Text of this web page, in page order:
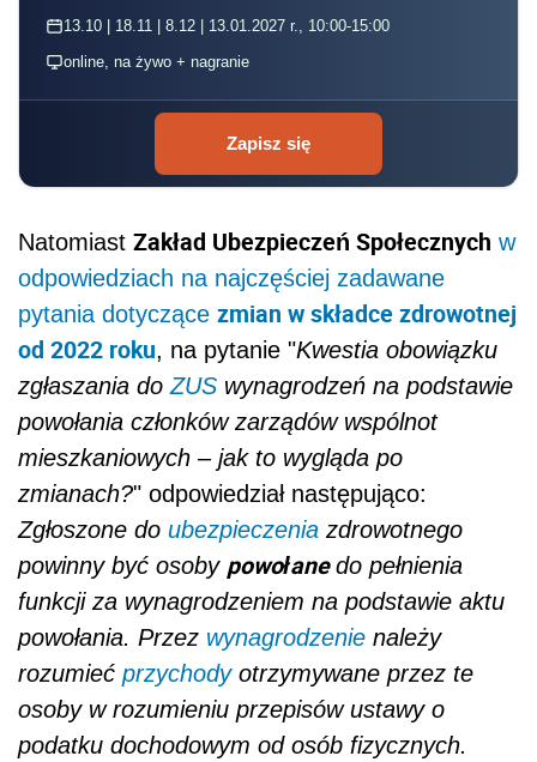
13.10 | 18.11 | 8.12 | 13.01.2027 r., 10:00-15:00
online, na żywo + nagranie
Zapisz się
Natomiast Zakład Ubezpieczeń Społecznych w
odpowiedziach na najczęściej zadawane
pytania dotyczące zmian w składce zdrowotnej
od 2022 roku, na pytanie "Kwestia obowiązku
zgłaszania do ZUS wynagrodzeń na podstawie
powołania członków zarządów wspólnot
mieszkaniowych – jak to wygląda po
zmianach?" odpowiedział następująco:
Zgłoszone do ubezpieczenia zdrowotnego
powinny być osoby powołane do pełnienia
funkcji za wynagrodzeniem na podstawie aktu
powołania. Przez wynagrodzenie należy
rozumieć przychodyotrzymywane przez te
osoby w rozumieniu przepisów ustawy o
podatku dochodowym od osób fizycznych.